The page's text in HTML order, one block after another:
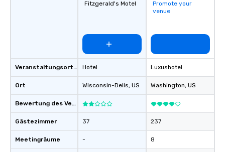
Veranstaltungsortstyp
Ort
Bewertung des Veranstaltungsortes
Gästezimmer
Meetingräume
Fitzgerald's Motel
Hotel
Wisconsin-Dells, US
37
-
Promote your
venue
Luxushotel
Washington, US
237
8